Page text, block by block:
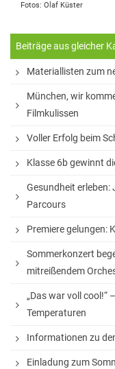
Informatik
Sport
Musik
Veranstaltungen
Konzerte
Schulfest
White Horse
Kammerchor
Fotos: Olaf Küster
Beiträge aus gleicher
Materiallisten zum
München, wir
Filmkulissen
Voller Erfolg beim
Klasse 6b gewinnt
Gesundheit
Parcours
Premiere gelungen:
Sommerkonzert
mitreißendem
„Das war voll cool!“
Temperaturen
Informationen zu
Einladung zum